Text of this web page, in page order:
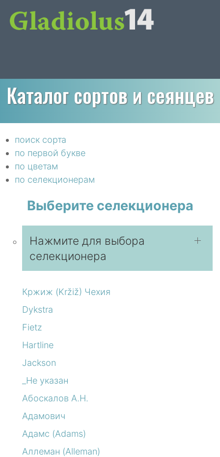
Каталог сортов и сеянцев
поиск сорта
по первой букве
по цветам
по селекционерам
Выберите селекционера
Нажмите для выбора
селекционера
Кржиж (Kržiž) Чехия
Dykstra
Fietz
Hartline
Jackson
_Не указан
Абоскалов А.Н.
Адамович
Адамс (Adams)
Аллеман (Alleman)